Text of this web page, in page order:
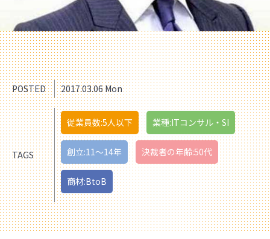
POSTED 2017.03.06 Mon
TAGS
従業員数:5人以下 業種:ITコンサル・SI
創立:11〜14年 決裁者の年齢:50代
商材:BtoB